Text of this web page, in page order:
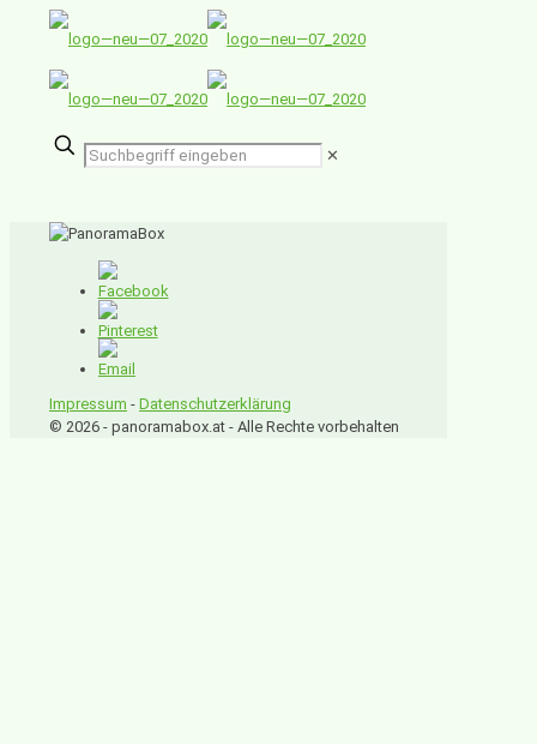
✕
Impressum - Datenschutzerklärung
© 2026 - panoramabox.at - Alle Rechte vorbehalten